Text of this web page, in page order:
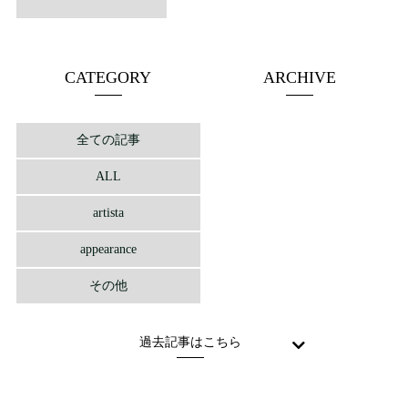
CATEGORY
全ての記事
ALL
artista
appearance
その他
ARCHIVE
過去記事はこちら